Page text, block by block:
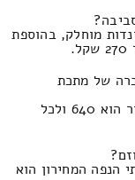
מוחלק, בהוספת
של מתכת
פלוס הנפה וסחיבה על-גבי המרצפות התמחור הוא 640 ולכל
הנפה המחירון הוא